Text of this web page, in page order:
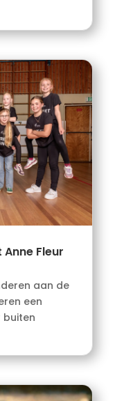
Fleur
aan de
een
buiten